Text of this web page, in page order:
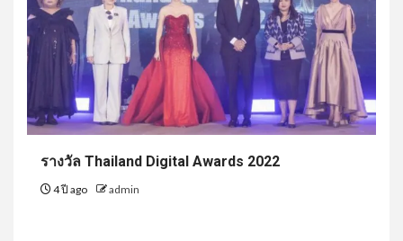
รางวัล Thailand Digital Awards 2022
4 ปี ago admin